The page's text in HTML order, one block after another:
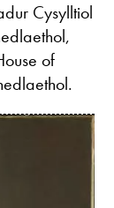
Cysylltiol
of